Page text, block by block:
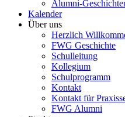
Alumni-
Kalender
Über uns
Herzlich
FWG Geschichte
Schulleitung
Kollegium
Schulprogramm
Kontakt
Kontakt für
FWG Alumni